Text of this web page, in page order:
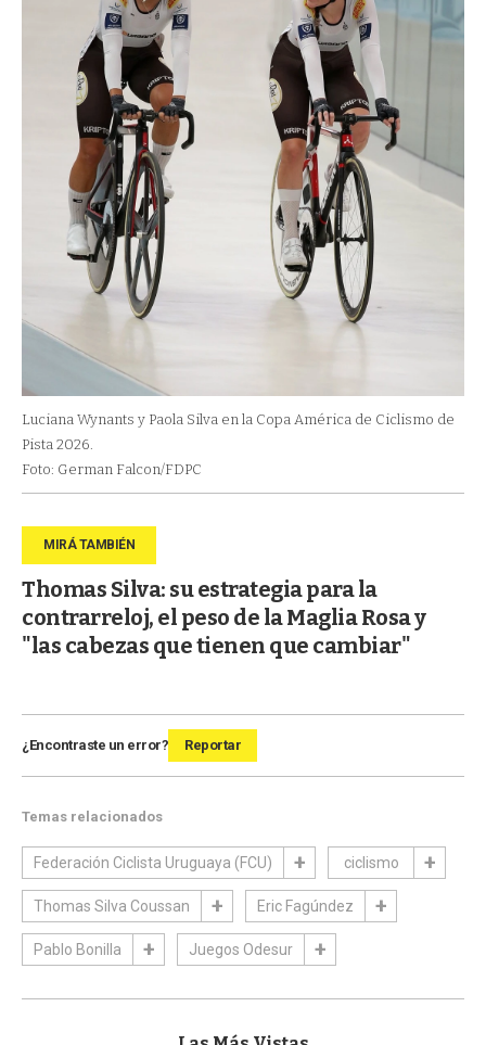
Luciana Wynants y Paola Silva en la Copa América de Ciclismo de
Pista 2026.
Foto: German Falcon/FDPC
Thomas Silva: su estrategia para la
contrarreloj, el peso de la Maglia Rosa y
"las cabezas que tienen que cambiar"
¿Encontraste un error? Reportar
Temas relacionados
Federación Ciclista Uruguaya (FCU) ciclismo
Thomas Silva Coussan Eric Fagúndez
Pablo Bonilla Juegos Odesur